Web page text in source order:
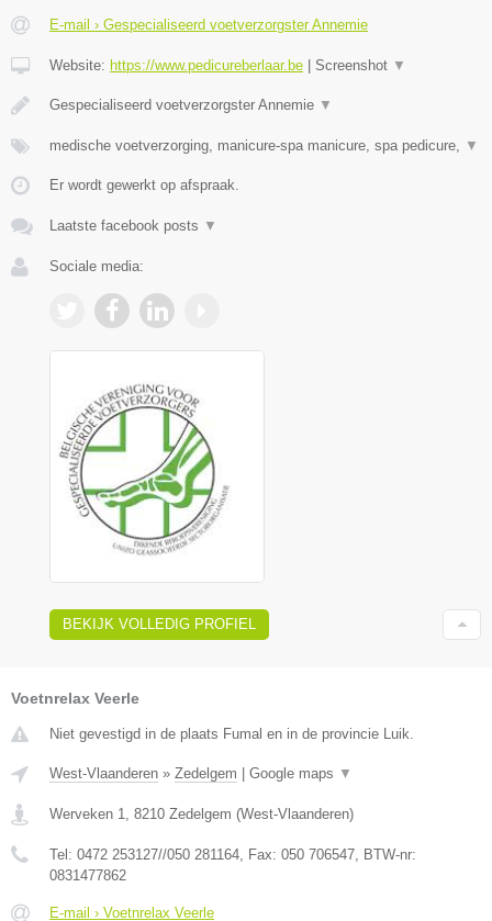
E-mail › Gespecialiseerd voetverzorgster Annemie
Website: https://www.pedicureberlaar.be | Screenshot ▼
Gespecialiseerd voetverzorgster Annemie ▼
medische voetverzorging, manicure-spa manicure, spa pedicure, ▼
Er wordt gewerkt op afspraak.
Laatste facebook posts ▼
Sociale media:
BEKIJK VOLLEDIG PROFIEL
Voetnrelax Veerle
Niet gevestigd in de plaats Fumal en in de provincie Luik.
West-Vlaanderen » Zedelgem Google maps ▼
Werveken 1, 8210 Zedelgem (West-Vlaanderen)
Tel: 0472 253127//050 281164, Fax: 050 706547, BTW-nr:
0831477862
E-mail › Voetnrelax Veerle